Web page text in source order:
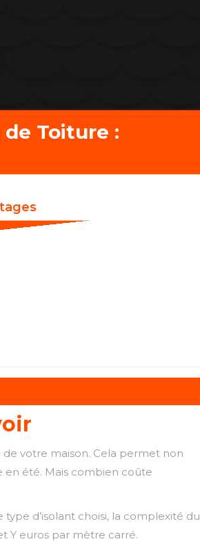
Toiture :
votre maison. Cela permet non
en été. Mais combien coûte
d’isolant choisi, la complexité du
Y euros par mètre carré.